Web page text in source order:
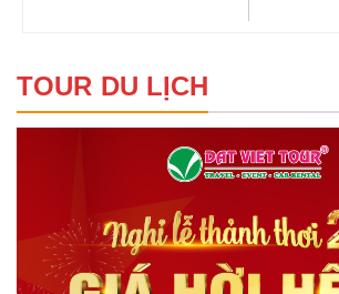
TOUR DU LỊCH